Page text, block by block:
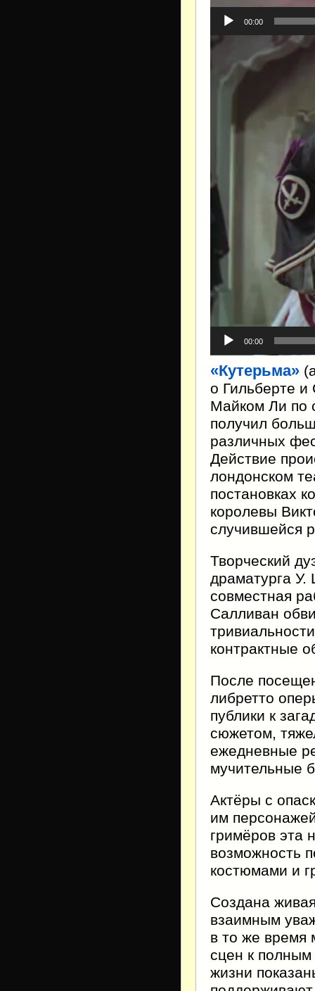
00:00
00:00
«Кутерьма»
о Гильберте
Майком Ли по
получил
различных
Действие
лондонском
постановках
королевы
случившейся
Творческий
драматурга У.
совместная
Салливан
контрактные
После
либретто
публики к
сюжетом,
ежедневные
мучительные
Актёры с
им
гримёров эта
возможность
костюмами и
Создана
взаимным
в то же время
сцен к
жизни